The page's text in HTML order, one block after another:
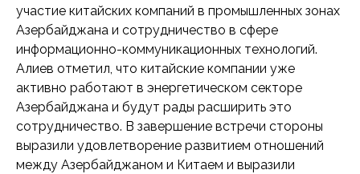
участие китайских компаний в промышленных зонах
Азербайджана и сотрудничество в сфере
информационно-коммуникационных технологий.
Алиев отметил, что китайские компании уже
активно работают в энергетическом секторе
Азербайджана и будут рады расширить это
сотрудничество. В завершение встречи стороны
выразили удовлетворение развитием отношений
между Азербайджаном и Китаем и выразили